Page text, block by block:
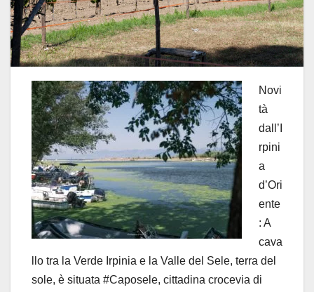
Novi
tà
dall’I
rpini
a
d’Ori
ente
: A
cava
llo tra la Verde Irpinia e la Valle del Sele, terra del
sole, è situata #Caposele, cittadina crocevia di